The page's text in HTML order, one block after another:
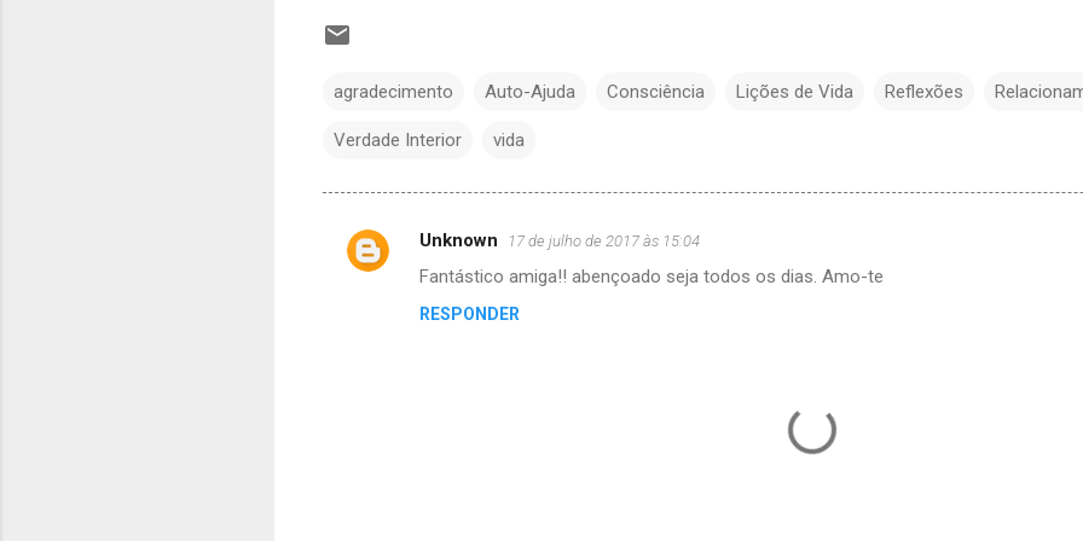
agradecimento Auto-Ajuda Consciência Lições de Vida Reflexões
Verdade Interior vida
C
Unknown 17 de julho de 2017 às 15:04
Fantástico amiga!! abençoado seja todos os dias. Amo-te
RESPONDER